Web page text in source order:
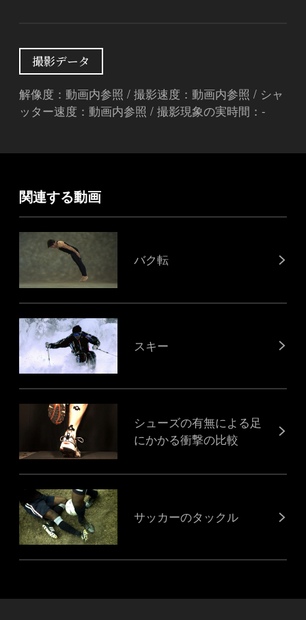
撮影データ
解像度：動画内参照 / 撮影速度：動画内参照 / シャ
ッター速度：動画内参照 / 撮影現象の実時間：-
関連する動画
バク転
スキー
シューズの有無による足
にかかる衝撃の比較
サッカーのタックル